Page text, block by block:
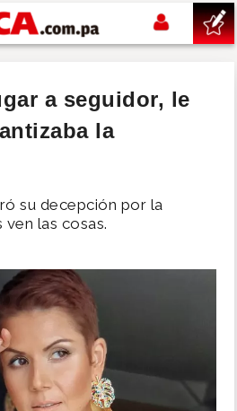
a seguidor, le
la
su decepción por la
las cosas.